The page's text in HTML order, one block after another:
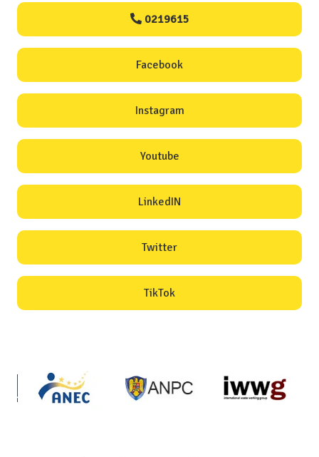
0219615
Facebook
Instagram
Youtube
LinkedIN
Twitter
TikTok